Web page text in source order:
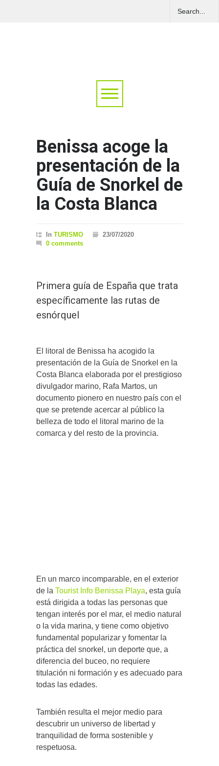
Benissa acoge la
presentación de la
Guía de Snorkel de
la Costa Blanca
In TURISMO
23/07/2020
0 comments
Primera guía de España que trata
específicamente las rutas de
esnórquel
El litoral de Benissa ha acogido la
presentación de la Guía de Snorkel en la
Costa Blanca elaborada por el prestigioso
divulgador marino, Rafa Martos, un
documento pionero en nuestro país con el
que se pretende acercar al público la
belleza de todo el litoral marino de la
comarca y del resto de la provincia.
En un marco incomparable, en el exterior
de la Tourist Info Benissa Playa, esta guía
está dirigida a todas las personas que
tengan interés por el mar, el medio natural
o la vida marina, y tiene como objetivo
fundamental popularizar y fomentar la
práctica del snorkel, un deporte que, a
diferencia del buceo, no requiere
titulación ni formación y es adecuado para
todas las edades.
También resulta el mejor medio para
descubrir un universo de libertad y
tranquilidad de forma sostenible y
respetuosa.